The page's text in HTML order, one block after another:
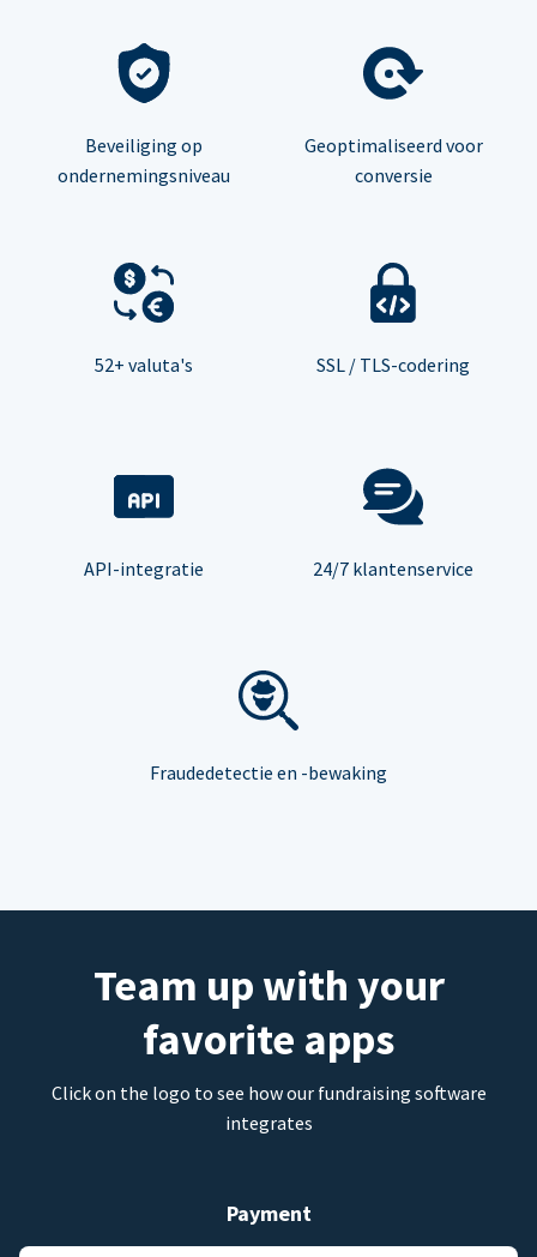
Beveiliging op
ondernemingsniveau
Geoptimaliseerd voor
conversie
52+ valuta's SSL / TLS-codering
API-integratie 24/7 klantenservice
Fraudedetectie en -bewaking
Team up with your
favorite apps
Click on the logo to see how our fundraising software
integrates
Payment